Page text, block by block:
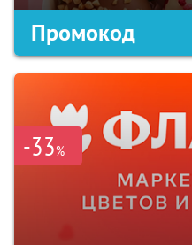
Промокод
-33%